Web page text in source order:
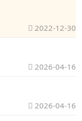
2022-12-30
2026-04-16
2026-04-16